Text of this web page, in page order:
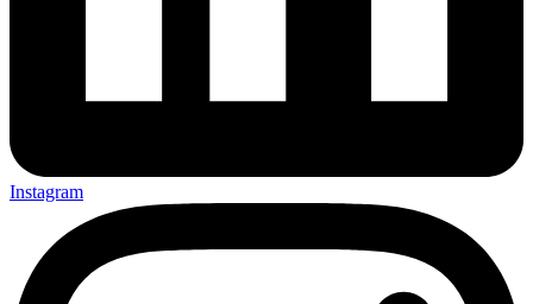
Instagram